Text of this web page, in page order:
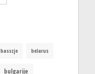
basszje belarus
bulgarije